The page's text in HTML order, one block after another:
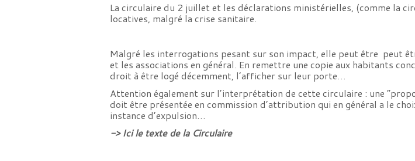
La circulaire du 2 juillet et les déclarations ministérielles, (comme la
locatives, malgré la crise sanitaire.
Malgré les interrogations pesant sur son impact, elle peut être peut
et les associations en général. En remettre une copie aux habitants
droit à être logé décemment, l’afficher sur leur porte…
Attention également sur l’interprétation de cette circulaire : une
doit être présentée en commission d’attribution qui en général a le
instance d’expulsion…
-> Ici le texte de la Circulaire